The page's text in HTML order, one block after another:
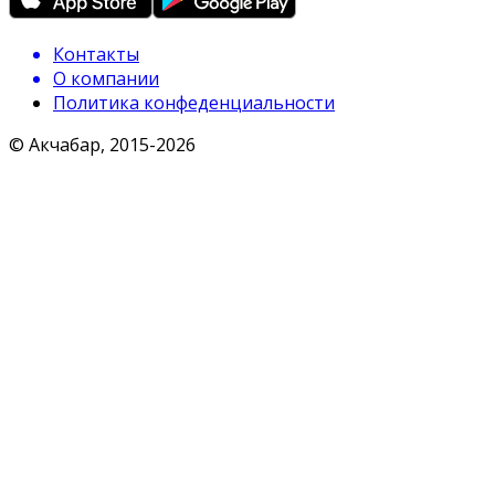
Контакты
О компании
Политика конфеденциальности
© Акчабар, 2015-2026